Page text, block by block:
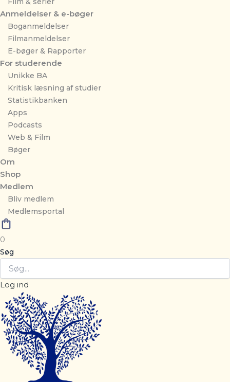
Anmeldelser & e-bøger
Boganmeldelser
Filmanmeldelser
E-bøger & Rapporter
For studerende
Unikke BA
Kritisk læsning af studier
Statistikbanken
Apps
Podcasts
Web & Film
Bøger
Om
Shop
Medlem
Bliv medlem
Medlemsportal
0
Søg
Log ind